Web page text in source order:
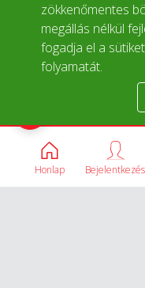
zökkenőmentes
megállás nélkül
fogadja el a
folyamatát.
Honlap Bejelentkezés
Termékek